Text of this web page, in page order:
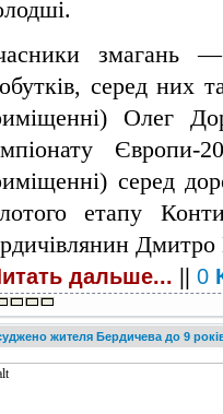
змагань
серед них
Олег
Європи-
серед
етапу
Дмитро
дальше... || 0
жителя Бердичева до 9